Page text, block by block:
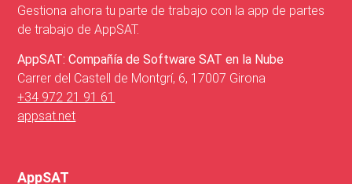
Gestiona ahora tu parte de trabajo con la app de partes
de trabajo de AppSAT.
AppSAT: Compañía de Software SAT en la Nube
Carrer del Castell de Montgrí, 6, 17007 Girona
+34 972 21 91 61
appsat.net
AppSAT